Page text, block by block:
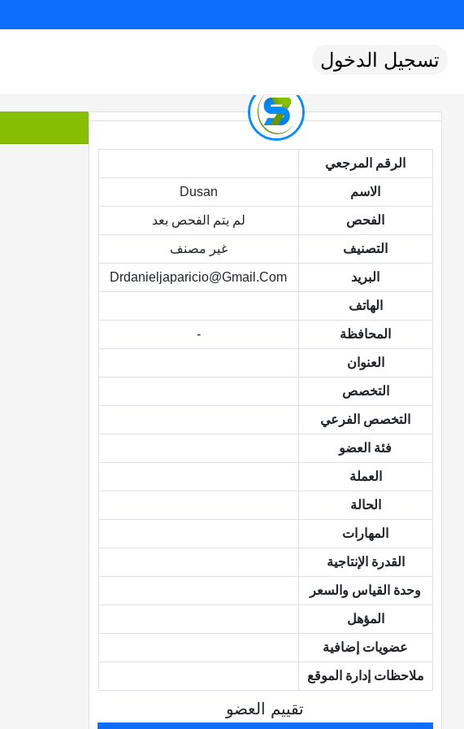
تسجيل الدخول
الرقم المرجعي
الاسم Dusan
الفحص لم يتم الفحص بعد
التصنيف غير مصنف
البريد Drdanieljaparicio@gmail.com
الهاتف
المحافظة -
العنوان
التخصص
التخصص الفرعي
فئة العضو
العملة
الحالة
المهارات
القدرة الإنتاجية
وحدة القياس والسعر
المؤهل
عضويات إضافية
ملاحظات إدارة الموقع
تقييم العضو